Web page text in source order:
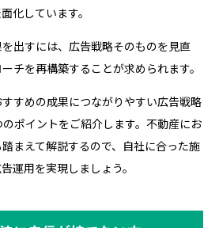
化しています。
出すには、広告戦略そのものを見直
チを再構築することが求められます。
すめの成果につながりやすい広告戦略
ポイントをご紹介します。不動産にお
まえて解説するので、自社に合った施
運用を実現しましょう。